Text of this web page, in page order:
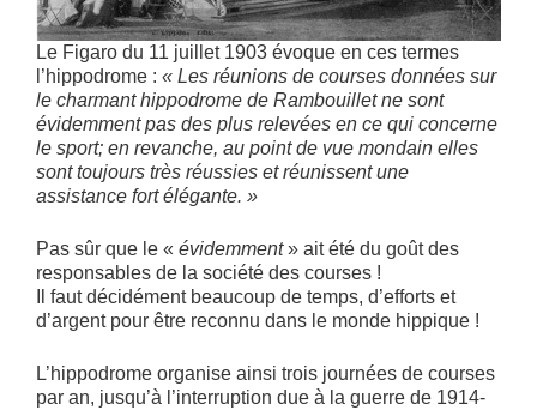
Le Figaro du 11 juillet 1903 évoque en ces termes
l’hippodrome : « Les réunions de courses données sur
le charmant hippodrome de Rambouillet ne sont
évidemment pas des plus relevées en ce qui concerne
le sport; en revanche, au point de vue mondain elles
sont toujours très réussies et réunissent une
assistance fort élégante. »
Pas sûr que le « évidemment» ait été du goût des
responsables de la société des courses !
Il faut décidément beaucoup de temps, d’efforts et
d’argent pour être reconnu dans le monde hippique !
L’hippodrome organise ainsi trois journées de courses
par an, jusqu’à l’interruption due à la guerre de 1914-